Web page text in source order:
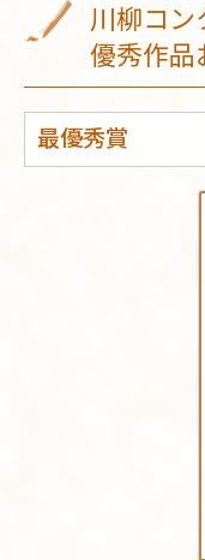
川柳コン
優秀作品
最優秀賞